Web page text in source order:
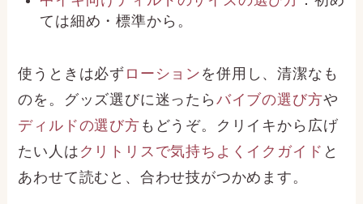
ては細め・標準から。
使うときは必ず ローション を併用し、清潔なも
のを。グッズ選びに迷ったら バイブの選び方や
ディルドの選び方 もどうぞ。クリイキから広げ
たい人は クリトリスで気持ちよくイクガイド と
あわせて読むと、合わせ技がつかめます。